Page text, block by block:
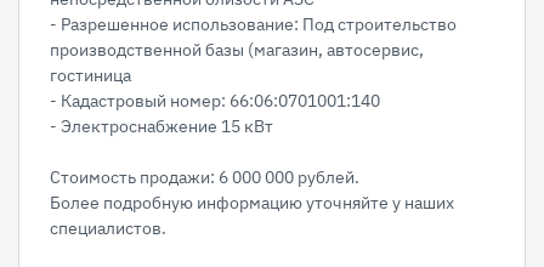
- Разрешенное использование: Под строительство
производственной базы (магазин, автосервис,
гостиница
- Кадастровый номер: 66:06:0701001:140
- Электроснабжение 15 кВт
Стоимость продажи: 6 000 000 рублей.
Более подробную информацию уточняйте у наших
специалистов.